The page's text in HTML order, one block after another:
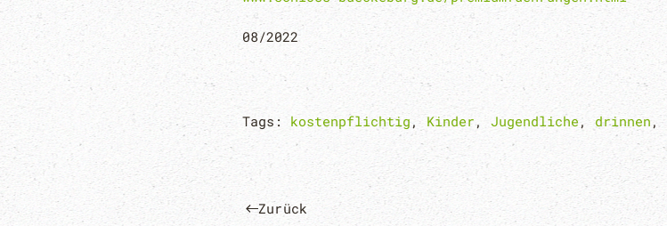
08/2022
Tags: kostenpflichtig , Kinder, Jugendliche , drinnen ,
Zurück